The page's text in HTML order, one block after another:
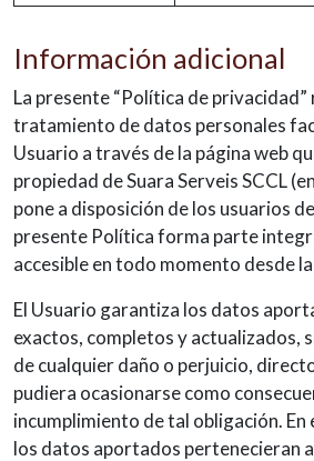
Información adicional
La presente “Política de privacidad”
tratamiento de datos personales
Usuario a través de la página web
propiedad de Suara Serveis SCCL
pone a disposición de los usuarios
presente Política forma parte
accesible en todo momento desde
El Usuario garantiza los datos
exactos, completos y actualizados,
de cualquier daño o perjuicio,
pudiera ocasionarse como
incumplimiento de tal obligación. En
los datos aportados pertenecieran